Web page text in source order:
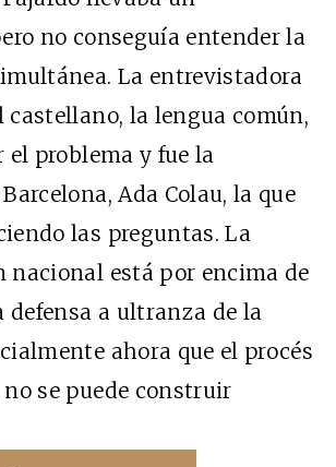
no conseguía entender la
La entrevistadora
castellano, la lengua común,
el problema y fue la
Ada Colau, la que
las preguntas. La
nacional está por encima de
defensa a ultranza de la
ahora que el procés
se puede construir